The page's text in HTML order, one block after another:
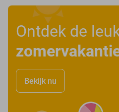
Ontdek de
Bekijk nu